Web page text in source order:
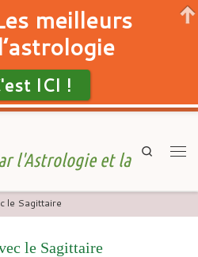
l'Astrologie et la
Search
le Sagittaire
le Sagittaire
meilleurs
ICI !